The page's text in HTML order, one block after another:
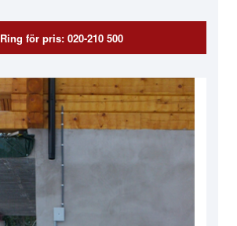
Ring för pris: 020-210 500